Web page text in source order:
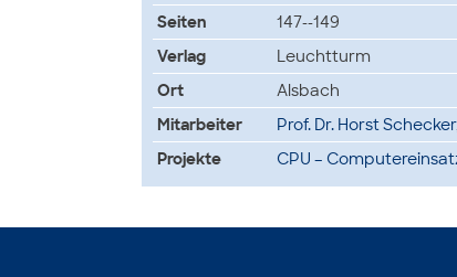
Seiten
147--149
Verlag
Leuchtturm
Ort
Alsbach
Mitarbeiter
Prof. Dr. Horst Schecker
Projekte
CPU –